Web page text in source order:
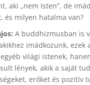
aki „nem Isten”, de
és milyen hatalma van?
A buddhizmusban is
imádkozunk, ezek
világi istenek,
lények, akik a saját
erőket és pozitív